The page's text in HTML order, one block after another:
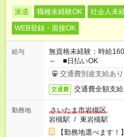
派遣 職種未経験OK 社会人未
WEB登録・面接OK
給与
無資格未経験：時給
～ ■日払いOK
交通費別途支給あり
交通費 交通費全額支給
勤務地
さいたま市岩槻区
岩槻駅 / 東岩槻駅
【勤務地選べます